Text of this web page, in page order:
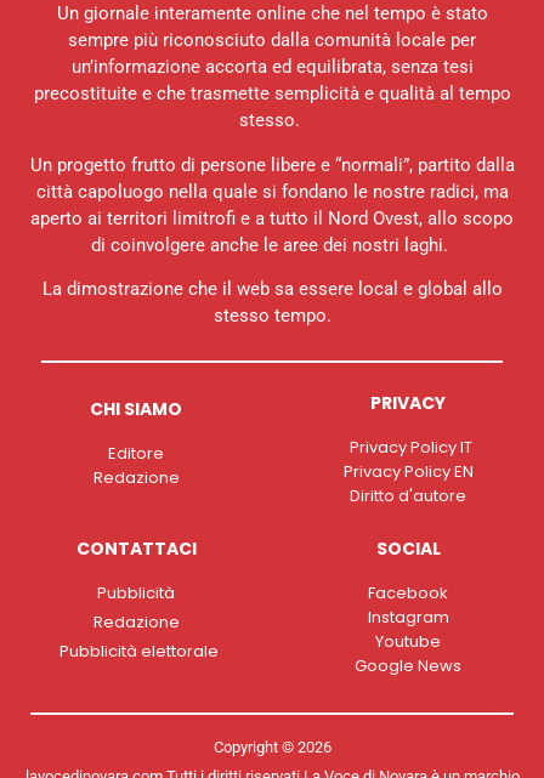
Un giornale interamente online che nel tempo è stato
sempre più riconosciuto dalla comunità locale per
un’informazione accorta ed equilibrata, senza tesi
precostituite e che trasmette semplicità e qualità al tempo
stesso.
Un progetto frutto di persone libere e “normali”, partito dalla
città capoluogo nella quale si fondano le nostre radici, ma
aperto ai territori limitrofi e a tutto il Nord Ovest, allo scopo
di coinvolgere anche le aree dei nostri laghi.
La dimostrazione che il web sa essere local e global allo
stesso tempo.
CHI SIAMO
Editore
Redazione
PRIVACY
Privacy Policy IT
Privacy Policy EN
Diritto d'autore
CONTATTACI
Pubblicità
Redazione
Pubblicità elettorale
SOCIAL
Facebook
Instagram
Youtube
Google News
Copyright © 2026